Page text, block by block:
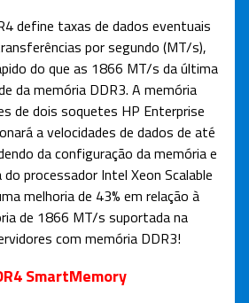
define taxas de dados eventuais
por segundo (MT/s),
do que as 1866 MT/s da última
da memória DDR3. A memória
de dois soquetes HP Enterprise
a velocidades de dados de até
da configuração da memória e
processador Intel Xeon Scalable
melhoria de 43% em relação à
de 1866 MT/s suportada na
com memória DDR3!
SmartMemory